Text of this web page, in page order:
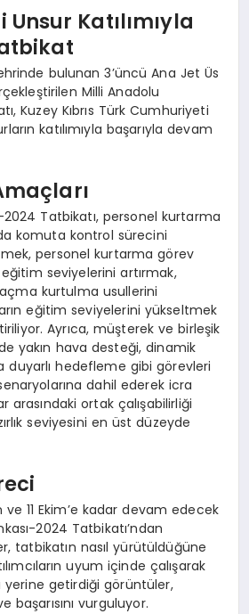
Unsur Katılımıyla
bulunan 3’üncü Ana Jet Üs
Milli Anadolu
Kuzey Kıbrıs Türk Cumhuriyeti
katılımıyla başarıyla devam
2024 Tatbikatı, personel kurtarma
komuta kontrol sürecini
personel kurtarma görev
seviyelerini artırmak,
kurtulma usullerini
eğitim seviyelerini yükseltmek
Ayrıca, müşterek ve birleşik
yakın hava desteği, dinamik
hedefleme gibi görevleri
dahil ederek icra
arasındaki ortak çalışabilirliği
seviyesini en üst düzeyde
ve 11 Ekim’e kadar devam edecek
2024 Tatbikatı’ndan
tatbikatın nasıl yürütüldüğüne
uyum içinde çalışarak
yerine getirdiği görüntüler,
başarısını vurguluyor.